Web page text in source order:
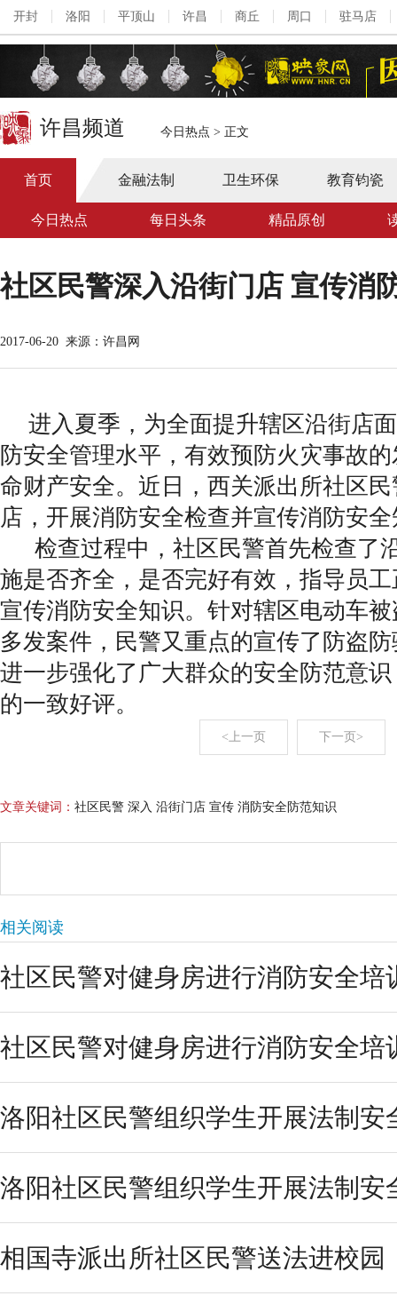
开封 洛阳 平顶山 许昌 商丘 周口 驻马店
许昌频道 今日热点 > 正文
首页 金融法制 卫生环保 教育钧瓷
今日热点 每日头条 精品原创
社区民警深入沿街门店 宣传消
2017-06-20 来源：许昌网
进入夏季，为全面提升辖区沿街店
防安全管理水平，有效预防火灾事故
命财产安全。近日，西关派出所社区
店，开展消防安全检查并宣传消防安
检查过程中，社区民警首先检查了
施是否齐全，是否完好有效，指导员
宣传消防安全知识。针对辖区电动车
多发案件，民警又重点的宣传了防盗
进一步强化了广大群众的安全防范意
的一致好评。
<上一页 下一页>
文章关键词： 社区民警 深入 沿街门店 宣传 消防安全防范知识
相关阅读
社区民警对健身房进行消防安全培
社区民警对健身房进行消防安全培
洛阳社区民警组织学生开展法制安
洛阳社区民警组织学生开展法制安
相国寺派出所社区民警送法进校园